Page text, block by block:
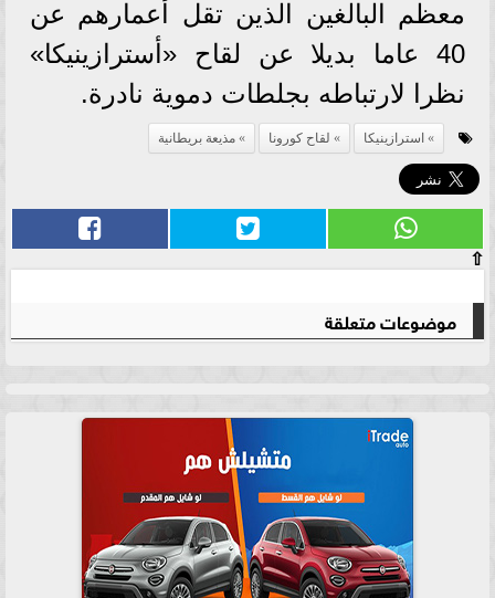
معظم البالغين الذين تقل أعمارهم عن
40 عاما بديلا عن لقاح «أسترازينيكا»
نظرا لارتباطه بجلطات دموية نادرة.
استرازينيكا لقاح كورونا مذيعة بريطانية
⇧
موضوعات متعلقة